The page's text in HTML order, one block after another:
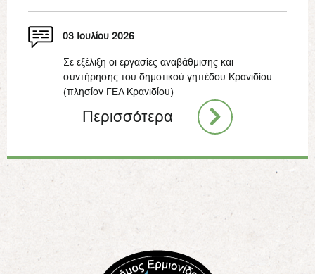
03 Ιουλίου 2026
Σε εξέλιξη οι εργασίες αναβάθμισης και
συντήρησης του δημοτικού γηπέδου Κρανιδίου
(πλησίον ΓΕΛ Κρανιδίου)
Περισσότερα